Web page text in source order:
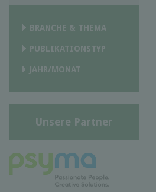
BRANCHE & THEMA
PUBLIKATIONSTYP
JAHR/MONAT
Unsere Partner